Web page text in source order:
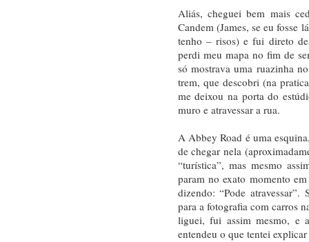
Aliás, cheguei bem mais
Candem (James, se eu fosse
tenho – risos) e fui direto
perdi meu mapa no fim de
só mostrava uma ruazinha
trem, que descobri (na
me deixou na porta do
muro e atravessar a rua.
A Abbey Road é uma
de chegar nela
“turística”, mas mesmo
param no exato momento
dizendo: “Pode
para a fotografia com carros
liguei, fui assim mesmo, e
entendeu o que tentei